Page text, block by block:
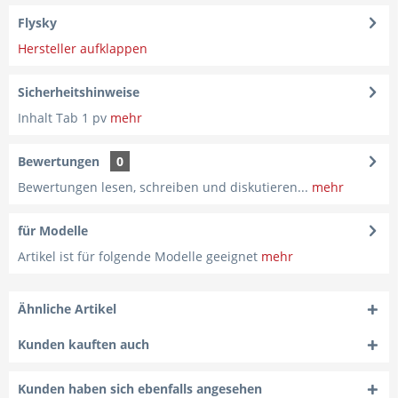
Flysky
Hersteller aufklappen
Sicherheitshinweise
Inhalt Tab 1 pv mehr
Bewertungen
0
Bewertungen lesen, schreiben und diskutieren... mehr
für Modelle
Artikel ist für folgende Modelle geeignet mehr
Ähnliche Artikel
Kunden kauften auch
Kunden haben sich ebenfalls angesehen